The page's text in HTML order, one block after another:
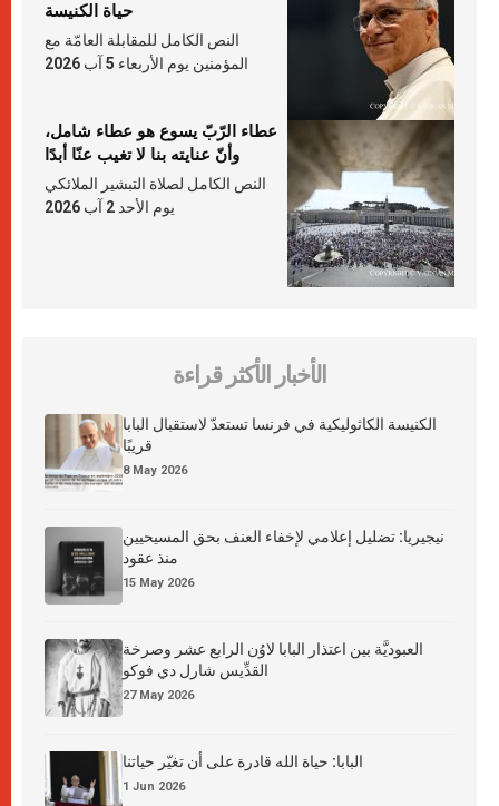
حياة الكنيسة
النص الكامل للمقابلة العامّة مع
المؤمنين يوم الأربعاء 5 آب 2026
عطاء الرّبّ يسوع هو عطاء شامل،
وأنّ عنايته بنا لا تغيب عنّا أبدًا
النص الكامل لصلاة التبشير الملائكي
يوم الأحد 2 آب 2026
الأخبار الأكثر قراءة
الكنيسة الكاثوليكية في فرنسا تستعدّ لاستقبال البابا
قريبًا
8 May 2026
نيجيريا: تضليل إعلامي لإخفاء العنف بحق المسيحيين
منذ عقود
15 May 2026
العبوديَّة بين اعتذار البابا لاوُن الرابع عشر وصرخة
القدِّيس شارل دي فوكو
27 May 2026
البابا: حياة الله قادرة على أن تغيّر حياتنا
1 Jun 2026